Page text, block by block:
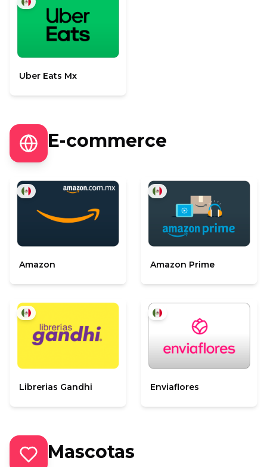
Uber Eats Mx
E-commerce
Amazon Amazon Prime
Librerias Gandhi Enviaflores
Mascotas